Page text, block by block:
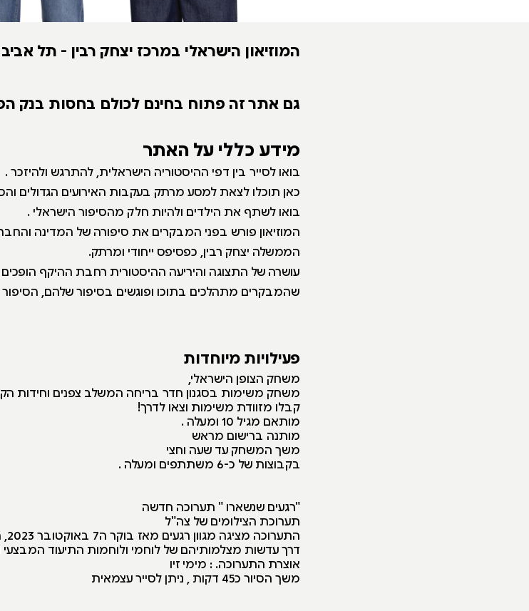
המוזיאון הישראלי במרכז יצחק רבין - תל אביב
גם אתר זה פתוח בחינם לכולם בחסות בנק
מידע כללי על האתר
בואו לסייר בין דפי ההיסטוריה הישראלית, להתרגש ולהיזכר .
כאן תוכלו לצאת למסע מרתק בעקבות האירועים הגדולים
בואו לשתף את הילדים ולהיות חלק מהסיפור הישראלי .
המוזיאון פורש בפני המבקרים את סיפורה של המדינה
הממשלה יצחק רבין, כפסיפס ייחודי ומרתק.
עושרה של התצוגה והיריעה ההיסטורית רחבת ההיקף הופכים
שהמבקרים מתהלכים בתוכו ופוגשים בסיפור שלהם, הסיפור
פעילויות מיוחדות
משחק הצופן הישראלי,
משחק משימות בסגנון חדר בריחה המשלב צפנים וחידות
קבלו מזוודת משימות וצאו לדרך!
מותאם מגיל 10 ומעלה .
מותנה ברישום מראש
משך המשחק עד שעה וחצי
בקבוצות של כ-6 משתתפים ומעלה .
"רגעים שנשארו " תערוכה חדשה
תערוכת הצילומים של צה"ל
התערוכה מציגה מגוון רגעים מאז בוקר ה7 באוקטובר 2023, הרגע בו השתנתה מדינת ישראל.
דרך עדשות מצלמותיהם של לוחמי ולוחמות התיעוד
אוצרת התערוכה. : מימי זיו
משך הסיור כ45 דקות , ניתן לסייר עצמאית